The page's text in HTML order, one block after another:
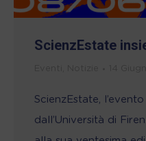
ScienzEstate
ScienzEstate,
dall’Università di